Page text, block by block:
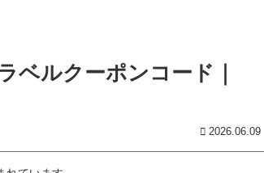
ベルクーポンコード｜
2026.06.09